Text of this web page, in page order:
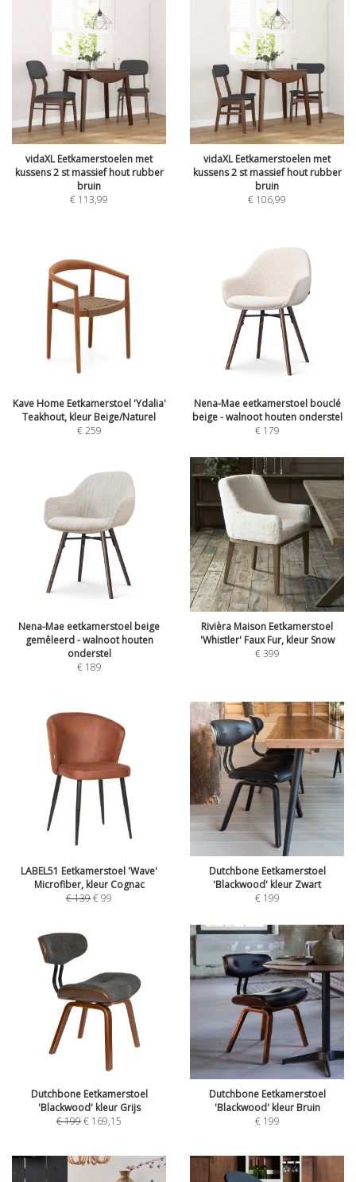
vidaXL Eetkamerstoelen met
kussens 2 st massief hout rubber
bruin
€ 113,99
vidaXL Eetkamerstoelen met
kussens 2 st massief hout rubber
bruin
€ 106,99
Kave Home Eetkamerstoel 'Ydalia'
Teakhout, kleur Beige/Naturel
€259
Nena-Mae eetkamerstoel bouclé
beige - walnoot houten onderstel
€ 179
Nena-Mae eetkamerstoel beige
gemêleerd - walnoot houten
onderstel
€ 189
Rivièra Maison Eetkamerstoel
'Whistler' Faux Fur, kleur Snow
€399
LABEL51 Eetkamerstoel 'Wave'
Microfiber, kleur Cognac
€139€99
Dutchbone Eetkamerstoel
'Blackwood' kleur Zwart
€ 199
Dutchbone Eetkamerstoel
'Blackwood' kleur Grijs
€199€ 169,15
Dutchbone Eetkamerstoel
'Blackwood' kleur Bruin
€ 199